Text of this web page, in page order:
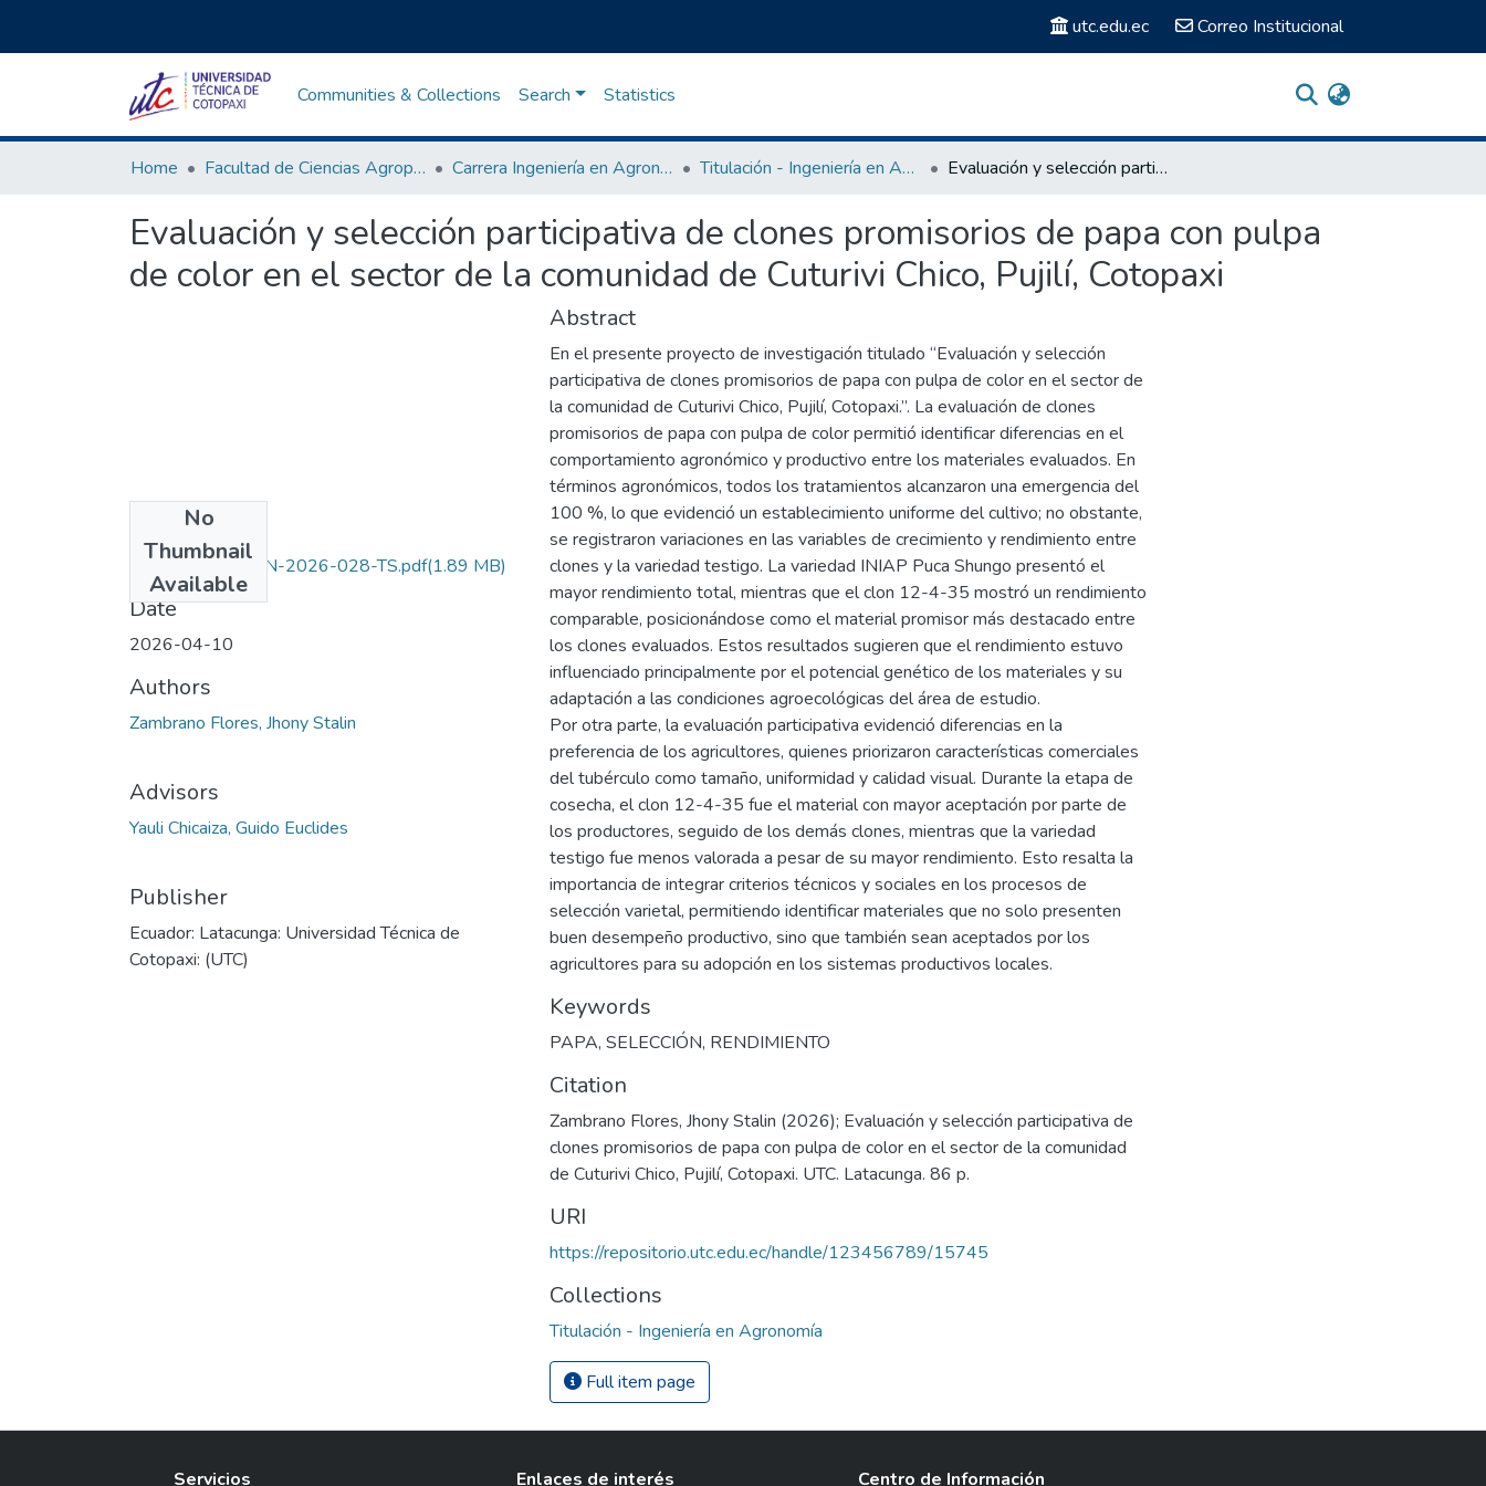
utc.edu.ec Correo Institucional
Communities & Collections Search Statistics
Home Facultad de Ciencias Agropecuarias y Recursos Naturales Carrera Ingeniería en Agronomía Titulación - Ingeniería en Agronomía Evaluación y selección participativa de clones promisorios de papa con pulpa de color en el sector de la comunidad de Cuturivi Chico, Pujilí, Cotopaxi
Evaluación y selección participativa de clones promisorios de papa con pulpa
de color en el sector de la comunidad de Cuturivi Chico, Pujilí, Cotopaxi
No
Thumbnail
Available
UTC-CAREN-AGN-2026-028-TS.pdf(1.89 MB)
Date
2026-04-10
Authors
Zambrano Flores, Jhony Stalin
Advisors
Yauli Chicaiza, Guido Euclides
Publisher
Ecuador: Latacunga: Universidad Técnica de
Cotopaxi: (UTC)
Abstract
En el presente proyecto de investigación titulado “Evaluación y selección
participativa de clones promisorios de papa con pulpa de color en el sector de
la comunidad de Cuturivi Chico, Pujilí, Cotopaxi.”. La evaluación de clones
promisorios de papa con pulpa de color permitió identificar diferencias en el
comportamiento agronómico y productivo entre los materiales evaluados. En
términos agronómicos, todos los tratamientos alcanzaron una emergencia del
100 %, lo que evidenció un establecimiento uniforme del cultivo; no obstante,
se registraron variaciones en las variables de crecimiento y rendimiento entre
clones y la variedad testigo. La variedad INIAP Puca Shungo presentó el
mayor rendimiento total, mientras que el clon 12-4-35 mostró un rendimiento
comparable, posicionándose como el material promisor más destacado entre
los clones evaluados. Estos resultados sugieren que el rendimiento estuvo
influenciado principalmente por el potencial genético de los materiales y su
adaptación a las condiciones agroecológicas del área de estudio.
Por otra parte, la evaluación participativa evidenció diferencias en la
preferencia de los agricultores, quienes priorizaron características comerciales
del tubérculo como tamaño, uniformidad y calidad visual. Durante la etapa de
cosecha, el clon 12-4-35 fue el material con mayor aceptación por parte de
los productores, seguido de los demás clones, mientras que la variedad
testigo fue menos valorada a pesar de su mayor rendimiento. Esto resalta la
importancia de integrar criterios técnicos y sociales en los procesos de
selección varietal, permitiendo identificar materiales que no solo presenten
buen desempeño productivo, sino que también sean aceptados por los
agricultores para su adopción en los sistemas productivos locales.
Keywords
PAPA, SELECCIÓN, RENDIMIENTO
Citation
Zambrano Flores, Jhony Stalin (2026); Evaluación y selección participativa de
clones promisorios de papa con pulpa de color en el sector de la comunidad
de Cuturivi Chico, Pujilí, Cotopaxi. UTC. Latacunga. 86 p.
URI
https://repositorio.utc.edu.ec/handle/123456789/15745
Collections
Titulación - Ingeniería en Agronomía
Full item page
Servicios Enlaces de interés Centro de Información